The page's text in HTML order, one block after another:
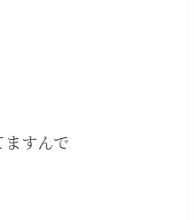
ますんで